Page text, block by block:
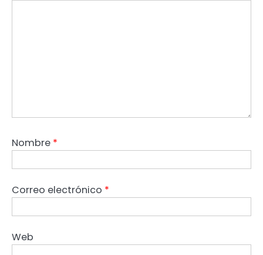
Nombre *
Correo electrónico *
Web